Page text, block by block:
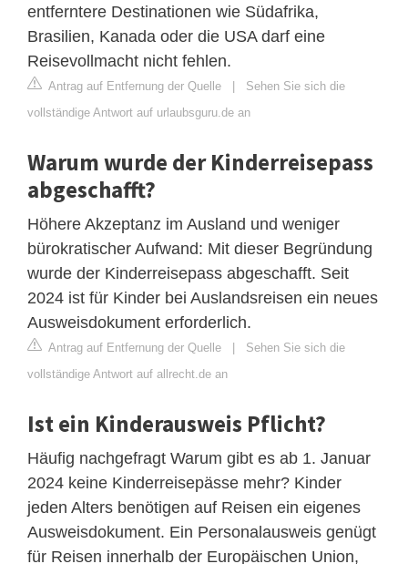
entferntere Destinationen wie Südafrika,
Brasilien, Kanada oder die USA darf eine
Reisevollmacht nicht fehlen.
Antrag auf Entfernung der Quelle | Sehen Sie sich die
vollständige Antwort auf urlaubsguru.de an
Warum wurde der Kinderreisepass
abgeschafft?
Höhere Akzeptanz im Ausland und weniger
bürokratischer Aufwand: Mit dieser Begründung
wurde der Kinderreisepass abgeschafft. Seit
2024 ist für Kinder bei Auslandsreisen ein neues
Ausweisdokument erforderlich.
Antrag auf Entfernung der Quelle | Sehen Sie sich die
vollständige Antwort auf allrecht.de an
Ist ein Kinderausweis Pflicht?
Häufig nachgefragt Warum gibt es ab 1. Januar
2024 keine Kinderreisepässe mehr? Kinder
jeden Alters benötigen auf Reisen ein eigenes
Ausweisdokument. Ein Personalausweis genügt
für Reisen innerhalb der Europäischen Union,